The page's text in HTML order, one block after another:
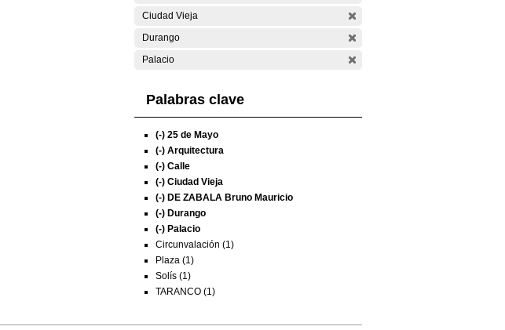
Ciudad Vieja
Durango
Palacio
Palabras clave
(-) 25 de Mayo
(-) Arquitectura
(-) Calle
(-) Ciudad Vieja
(-) DE ZABALA Bruno Mauricio
(-) Durango
(-) Palacio
Circunvalación (1)
Plaza (1)
Solís (1)
TARANCO (1)